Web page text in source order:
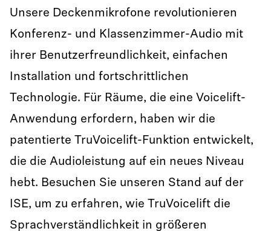
Unsere Deckenmikrofone revolutionieren
Konferenz- und Klassenzimmer-Audio mit
ihrer Benutzerfreundlichkeit, einfachen
Installation und fortschrittlichen
Technologie. Für Räume, die eine Voicelift-
Anwendung erfordern, haben wir die
patentierte TruVoicelift-Funktion entwickelt,
die die Audioleistung auf ein neues Niveau
hebt. Besuchen Sie unseren Stand auf der
ISE, um zu erfahren, wie TruVoicelift die
Sprachverständlichkeit in größeren